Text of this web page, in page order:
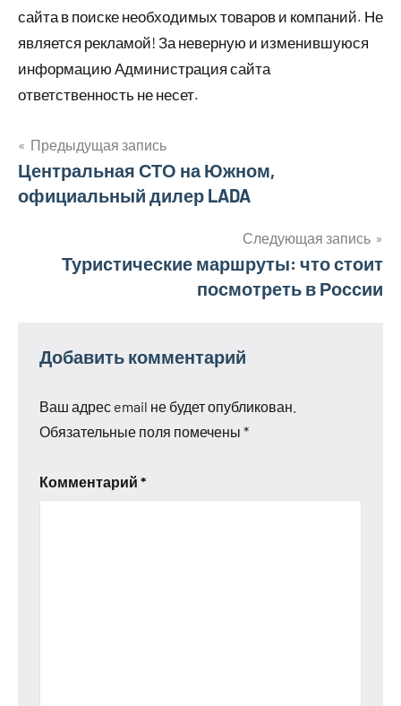
сайта в поиске необходимых товаров и компаний. Не
является рекламой! За неверную и изменившуюся
информацию Администрация сайта
ответственность не несет.
Навигация
по
Предыдущая запись
Центральная СТО на Южном,
официальный дилер LADA
Следующая запись
Туристические маршруты: что стоит
посмотреть в России
Добавить комментарий
Ваш адрес email не будет опубликован.
Обязательные поля помечены *
Комментарий *